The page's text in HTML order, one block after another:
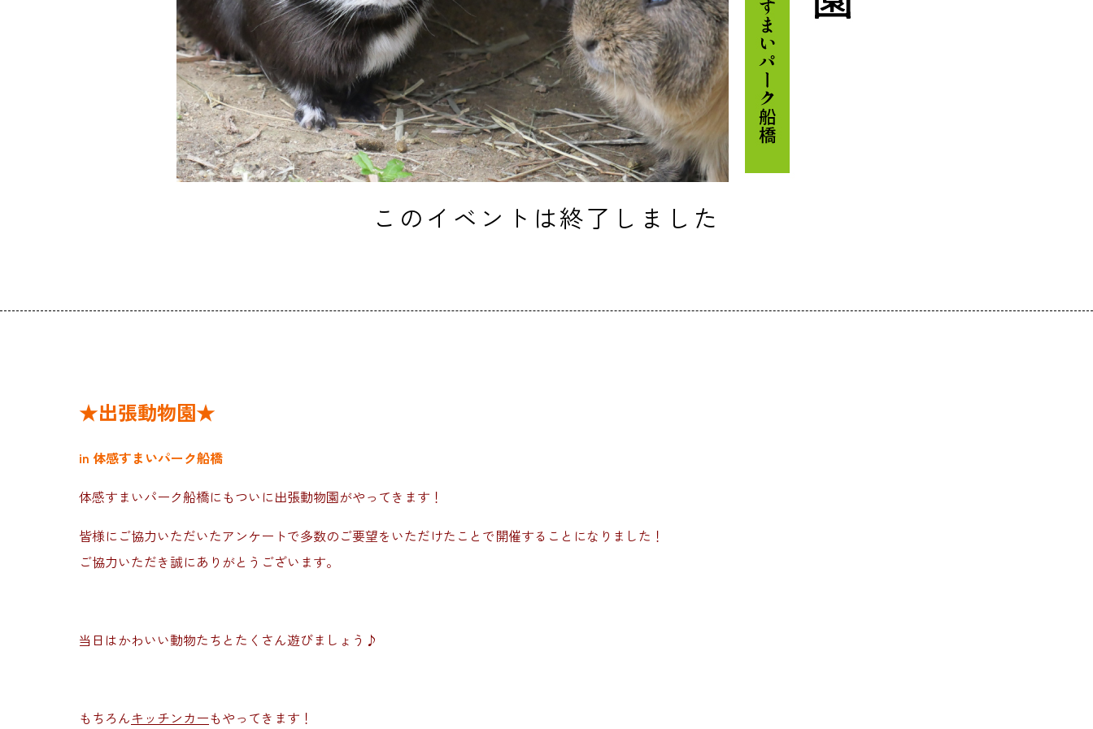
このイベントは終了しました
★出張動物園★
in 体感すまいパーク船橋
体感すまいパーク船橋にもついに出張動物園がやってきます！
皆様にご協力いただいたアンケートで多数のご要望をいただけたことで開催することになりました！
ご協力いただき誠にありがとうございます。
当日はかわいい動物たちとたくさん遊びましょう♪
もちろんキッチンカーもやってきます！